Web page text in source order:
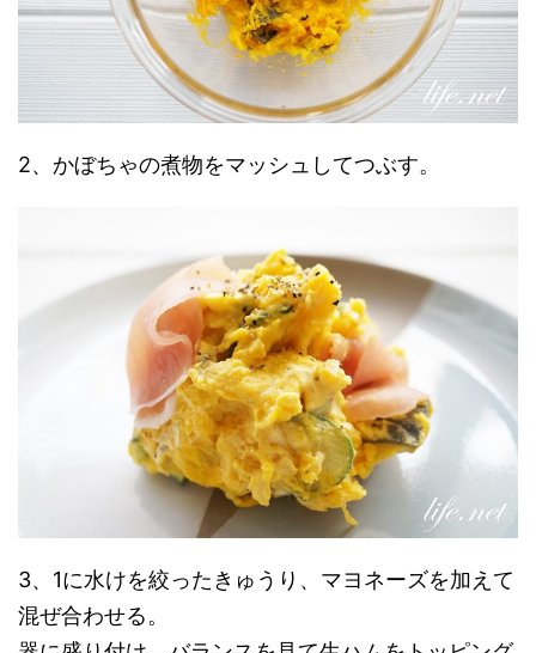
2、かぼちゃの煮物をマッシュしてつぶす。
3、1に水けを絞ったきゅうり、マヨネーズを加えて
混ぜ合わせる。